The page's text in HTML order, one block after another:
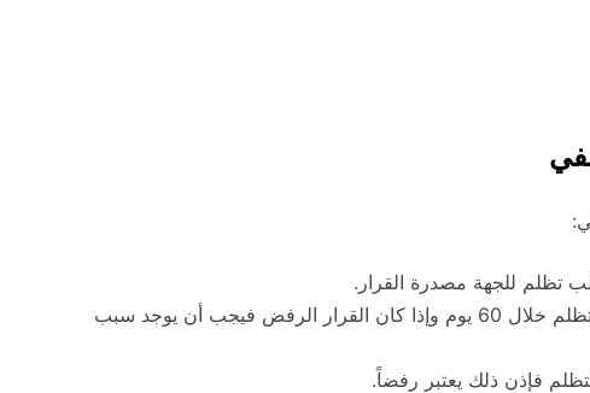
للجهة مصدرة القرار.
يجب أن تبت الجهة المختصة في طلب التظلم خلال 60 يوم وإذا كان القرار الرفض فيجب أن يوجد سبب